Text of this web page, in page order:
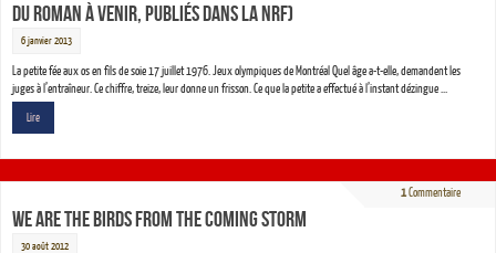
du roman à venir, publiés dans la NRF)
6 janvier 2013
La petite fée aux os en fils de soie 17 juillet 1976. Jeux olympiques de Montréal Quel âge a-t-elle, demandent les
juges à l’entraîneur. Ce chiffre, treize, leur donne un frisson. Ce que la petite a effectué à l’instant dézingue …
Lire
1Commentaire
WE ARE THE BIRDS FROM THE COMING STORM
30 août 2012